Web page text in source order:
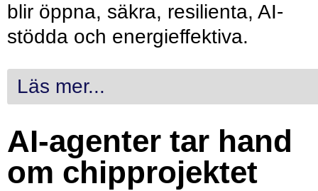
blir öppna, säkra, resilienta, AI-
stödda och energieffektiva.
Läs mer...
AI-agenter tar hand
om chipprojektet